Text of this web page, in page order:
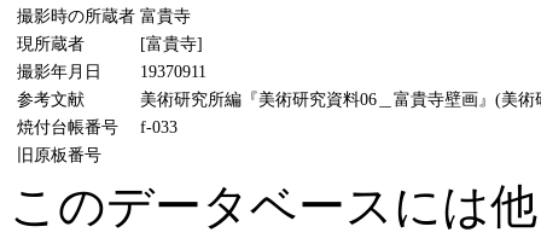
撮影時の所蔵者 富貴寺
現所蔵者
[富貴寺]
撮影年月日
19370911
参考文献
美術研究所編『美術研究資料06＿富貴寺壁画』(美術
焼付台帳番号
f-033
旧原板番号
このデータベースには